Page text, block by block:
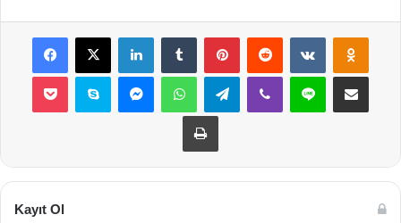
Facebook
X LinkedInTumblr PinterestReddit VKontakte
Pocket Skype MessengerWhatsAppTelegramViber Line E-Posta ile
Yazdır
Kayıt Ol